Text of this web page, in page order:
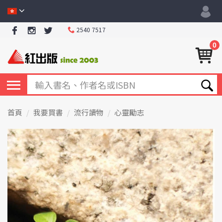
2540 7517
0
首頁 我要買書 流行讀物 心靈勵志